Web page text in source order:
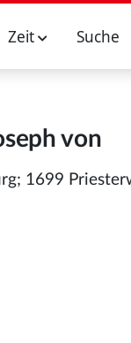
Zeit Suche
von
1699